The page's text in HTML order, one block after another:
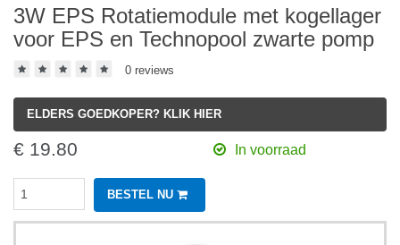
3W EPS Rotatiemodule met kogellager
voor EPS en Technopool zwarte pomp
0 reviews
ELDERS GOEDKOPER? KLIK HIER
€ 19.80 In voorraad
BESTEL NU